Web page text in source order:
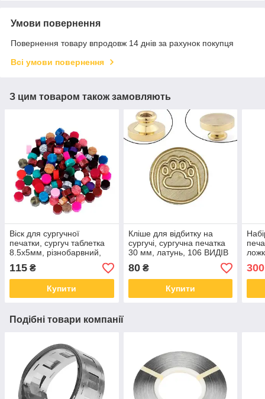
Умови повернення
Повернення товару впродовж 14 днів за рахунок покупця
Всі умови повернення
З цим товаром також замовляють
Віск для сургучної
печатки, сургуч таблетка
8.5х5мм, різнобарвний,
115 ₴
Купити
Кліше для відбитку на
сургучі, сургучна печатка
30 мм, латунь, 106 ВИДІВ
80₴
Купити
300
Подібні товари компанії